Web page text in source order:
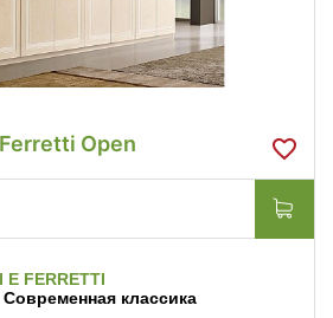
Open
E FERRETTI
классика